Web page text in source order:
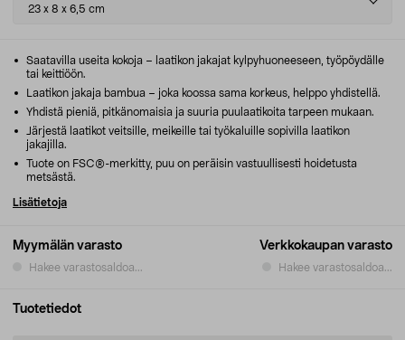
variant
23 x 8 x 6,5 cm
Myymälän varasto
Hakee varastosaldoa...
Verkkokaupan varasto
Hakee varastosaldoa...
Saatavilla useita kokoja – laatikon jakajat kylpyhuoneeseen, työpöydälle
tai keittiöön.
Laatikon jakaja bambua – joka koossa sama korkeus, helppo yhdistellä.
Yhdistä pieniä, pitkänomaisia ja suuria puulaatikoita tarpeen mukaan.
Järjestä laatikot veitsille, meikeille tai työkaluille sopivilla laatikon
jakajilla.
Tuote on FSC®-merkitty, puu on peräisin vastuullisesti hoidetusta
metsästä.
Lisätietoja
Tuotetiedot